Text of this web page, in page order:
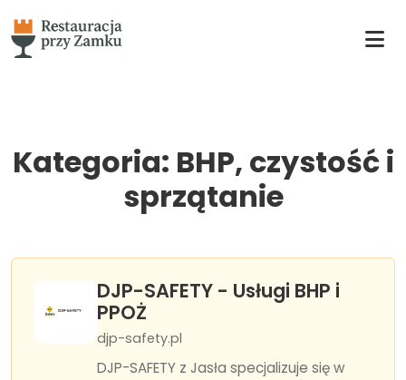
Kategoria: BHP, czystość i
sprzątanie
DJP-SAFETY - Usługi BHP i
PPOŻ
djp-safety.pl
DJP-SAFETY z Jasła specjalizuje się w